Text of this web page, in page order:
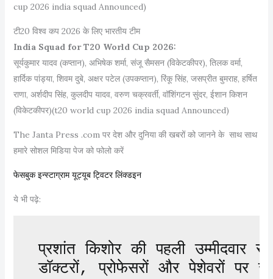
cup 2026 india squad Announced)
टी20 विश्व कप 2026 के लिए भारतीय टीम
India Squad for T20 World Cup 2026:
सूर्यकुमार यादव (कप्तान), अभिषेक शर्मा, संजू सैमसन (विकेटकीपर), तिलक वर्मा,
हार्दिक पांड्या, शिवम दुबे, अक्षर पटेल (उपकप्तान), रिंकू सिंह, जसप्रीत बुमराह, हर्षित
राणा, अर्शदीप सिंह, कुलदीप यादव, वरुण चक्रवर्ती, वॉशिंगटन सुंदर, ईशान किशन
(विकेटकीपर)(t20 world cup 2026 india squad Announced)
The Janta Press .com पर देश और दुनिया की खबरों को जानने के साथ साथ
हमारे सोशल मिडिया पेज को फोलो करें
फेसबुक इन्स्टाग्राम यूट्यूब ट्विटर लिंक्डइन
ये भी पढ़े:
प्रशांत किशोर की पहली
डॉक्टरों, प्रोफेसरों और पेशेवरों पर